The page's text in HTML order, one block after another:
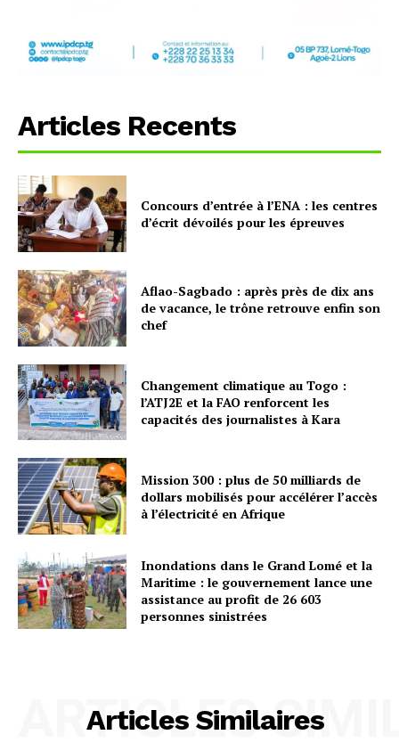
Articles Recents
Concours d’entrée à l’ENA : les centres
d’écrit dévoilés pour les épreuves
Aflao-Sagbado : après près de dix ans
de vacance, le trône retrouve enfin son
chef
Changement climatique au Togo :
l’ATJ2E et la FAO renforcent les
capacités des journalistes à Kara
Mission 300 : plus de 50 milliards de
dollars mobilisés pour accélérer l’accès
à l’électricité en Afrique
Inondations dans le Grand Lomé et la
Maritime : le gouvernement lance une
assistance au profit de 26 603
personnes sinistrées
Articles Similaires
ARTICLES